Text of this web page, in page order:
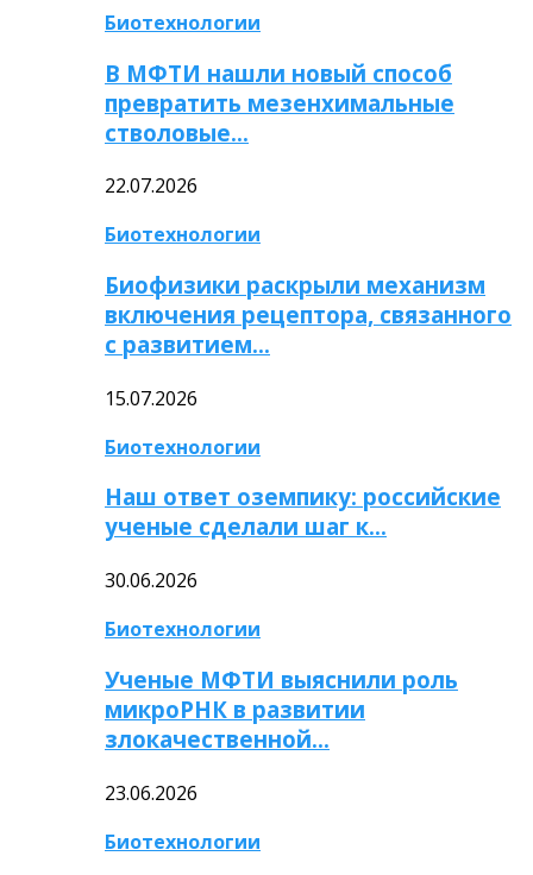
Биотехнологии
В МФТИ нашли новый способ
превратить мезенхимальные
стволовые…
22.07.2026
Биотехнологии
Биофизики раскрыли механизм
включения рецептора, связанного
с развитием…
15.07.2026
Биотехнологии
Наш ответ оземпику: российские
ученые сделали шаг к…
30.06.2026
Биотехнологии
Ученые МФТИ выяснили роль
микроРНК в развитии
злокачественной…
23.06.2026
Биотехнологии